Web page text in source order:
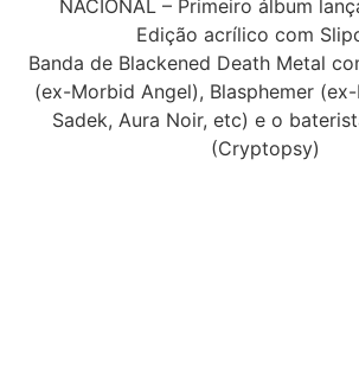
NACIONAL – Primeiro álbum
Edição acrílico com
Banda de Blackened Death Metal
(ex-Morbid Angel), Blasphemer
Sadek, Aura Noir, etc) e o
(Cryptopsy)